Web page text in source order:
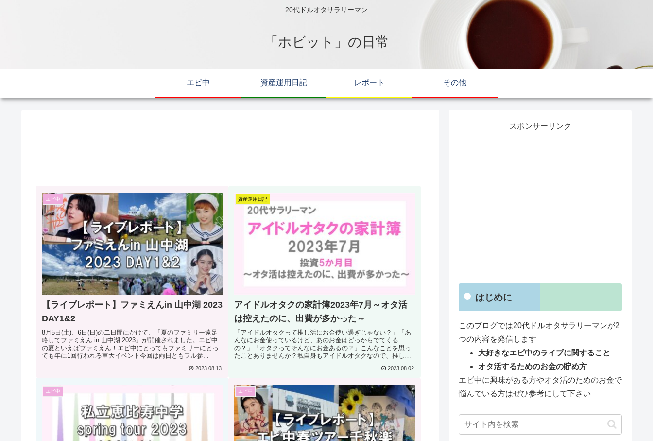
20代ドルオタサラリーマン
「ホビット」の日常
エビ中 資産運用日記 レポート その他
エビ中
【ライブレポート】ファミえんin 山中湖 2023
DAY1&2
8月5日(土)、6日(日)の二日間にかけて、「夏のファミリー遠足
略してファミえん in 山中湖 2023」が開催されました。エビ中
の夏といえばファミえん！エビ中にとってもファミリーにとっ
ても年に1回行われる重大イベント今回は両日ともフル参...
2023.08.13
資産運用日記
アイドルオタクの家計簿2023年7月～オタ活
は控えたのに、出費が多かった～
「アイドルオタクって推し活にお金使い過ぎじゃない？」「あ
んなにお金使っているけど、あのお金はどっからでてくる
の？」「オタクってそんなにお金あるの？」こんなことを思っ
たことありませんか？私自身もアイドルオタクなので、推し活
2023.08.02
エビ中 エビ中
スポンサーリンク
はじめに
このブログでは20代ドルオタサラリーマンが2
つの内容を発信します
大好きなエビ中のライブに関すること
オタ活するためのお金の貯め方
エビ中に興味がある方やオタ活のためのお金で
悩んでいる方はぜひ参考にして下さい